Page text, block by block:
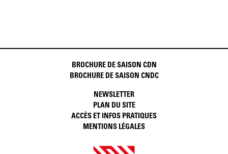
BROCHURE DE SAISON CDN
BROCHURE DE SAISON CNDC
NEWSLETTER
PLAN DU SITE
ACCÈS ET INFOS PRATIQUES
MENTIONS LÉGALES